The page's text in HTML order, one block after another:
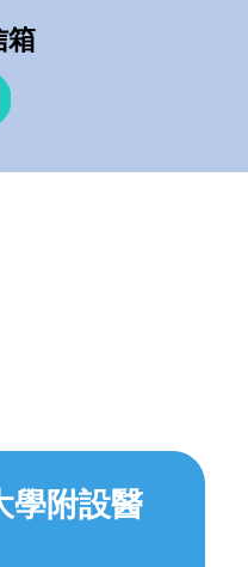
箱
學附設醫